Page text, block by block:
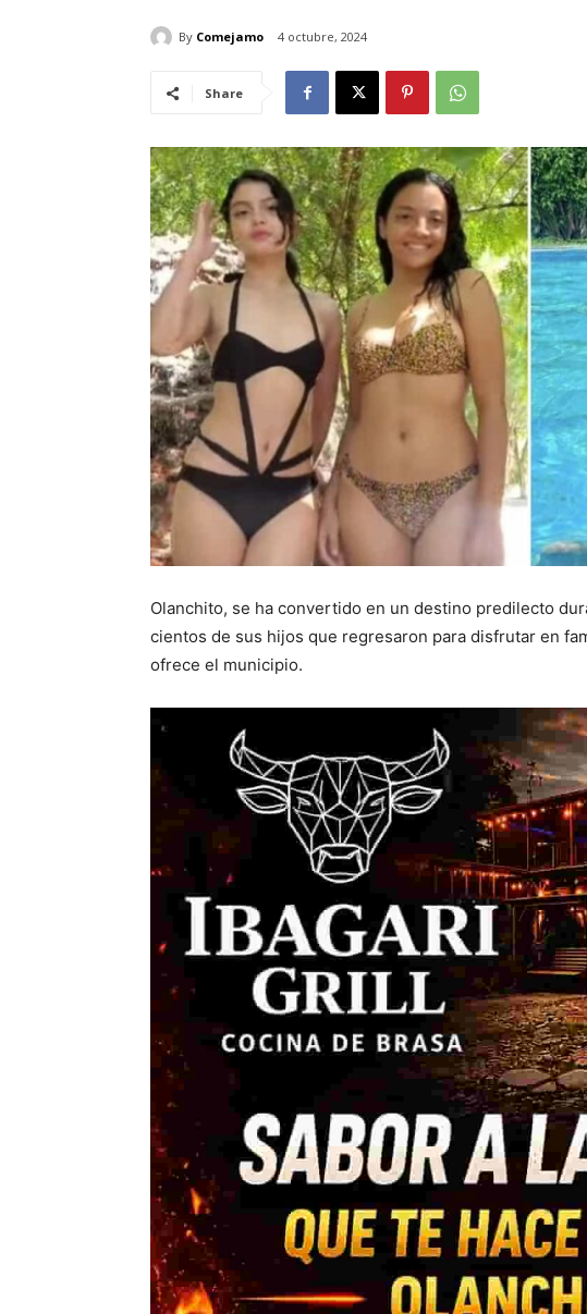
By Comejamo 4 octubre, 2024
Share
Olanchito, se ha convertido en un destino predilecto
cientos de sus hijos que regresaron para disfrutar en
ofrece el municipio.